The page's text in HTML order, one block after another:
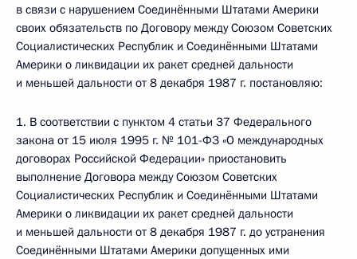
в связи с нарушением Соединёнными Штатами Америки
своих обязательств по Договору между Союзом Советских
Социалистических Республик и Соединёнными Штатами
Америки о ликвидации их ракет средней дальности
и меньшей дальности от 8 декабря 1987 г. постановляю:
1. В соответствии с пунктом 4 статьи 37 Федерального
закона от 15 июля 1995 г. № 101-ФЗ «О международных
договорах Российской Федерации» приостановить
выполнение Договора между Союзом Советских
Социалистических Республик и Соединёнными Штатами
Америки о ликвидации их ракет средней дальности
и меньшей дальности от 8 декабря 1987 г. до устранения
Соединёнными Штатами Америки допущенных ими